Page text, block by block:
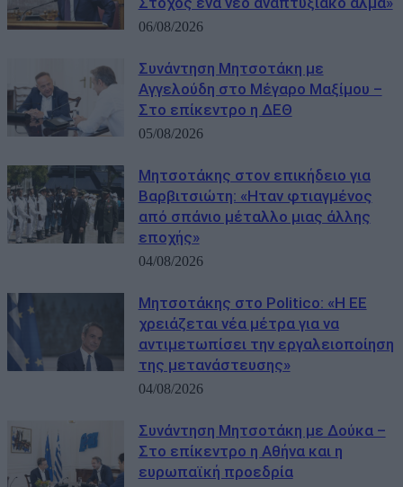
06/08/2026
Συνάντηση Μητσοτάκη με
Αγγελούδη στο Μέγαρο Μαξίμου –
Στο επίκεντρο η ΔΕΘ
05/08/2026
Μητσοτάκης στον επικήδειο για
Βαρβιτσιώτη: «Ηταν φτιαγμένος
από σπάνιο μέταλλο μιας άλλης
εποχής»
04/08/2026
Μητσοτάκης στο Politico: «Η ΕΕ
χρειάζεται νέα μέτρα για να
αντιμετωπίσει την εργαλειοποίηση
της μετανάστευσης»
04/08/2026
Συνάντηση Μητσοτάκη με Δούκα –
Στο επίκεντρο η Αθήνα και η
ευρωπαϊκή προεδρία